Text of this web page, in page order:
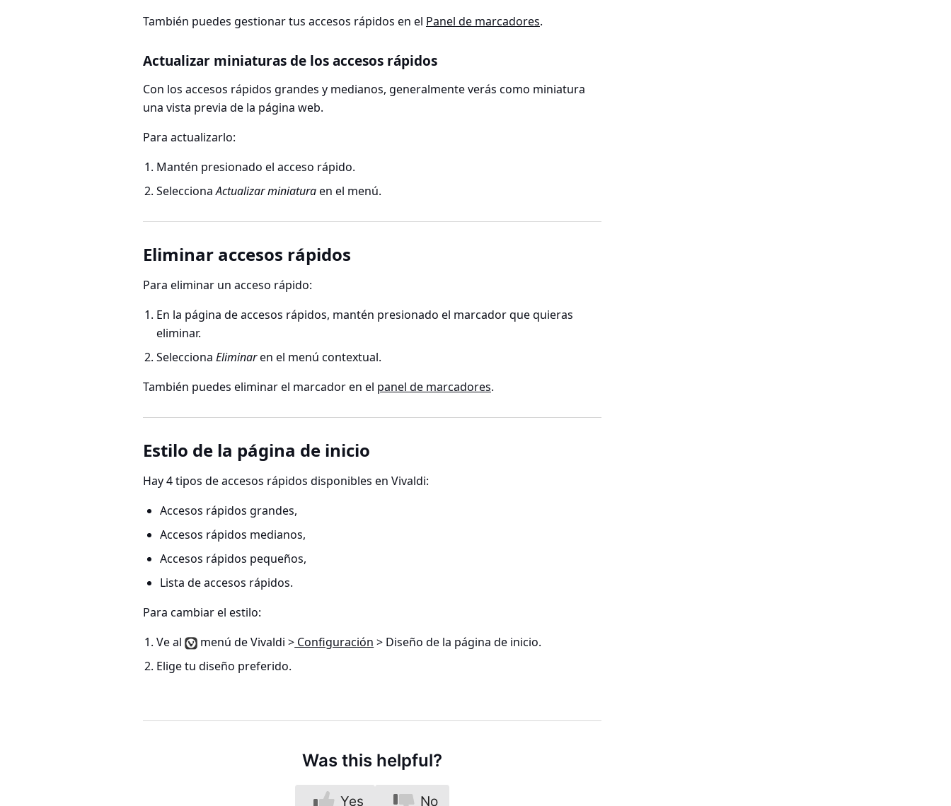
También puedes gestionar tus accesos rápidos en el Panel de marcadores.
Actualizar miniaturas de los accesos rápidos
Con los accesos rápidos grandes y medianos, generalmente verás como miniatura
una vista previa de la página web.
Para actualizarlo:
Mantén presionado el acceso rápido.
SeleccionaActualizar miniaturaen el menú.
Eliminar accesos rápidos
Para eliminar un acceso rápido:
En la página de accesos rápidos, mantén presionado el marcador que quieras
eliminar.
SeleccionaEliminaren el menú contextual.
También puedes eliminar el marcador en el panel de marcadores.
Estilo de la página de inicio
Hay 4 tipos de accesos rápidos disponibles en Vivaldi:
Accesos rápidos grandes,
Accesos rápidos medianos,
Accesos rápidos pequeños,
Lista de accesos rápidos.
Para cambiar el estilo:
Ve al
menú de Vivaldi > Configuración > Diseño de la página de inicio.
Elige tu diseño preferido.
Was this helpful?
Yes No